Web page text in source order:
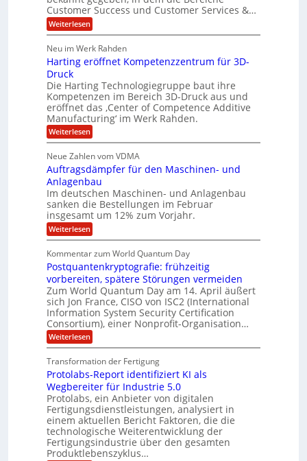
u
b
r
h
l
t
6
5
M
i
l
l
i
o
n
e
U
S
-
D
o
l
l
r
S
a
l
e
s
n
g
i
n
e
r
i
n
g
f
ü
r
E
M
E
A
u
n
d
L
a
t
e
i
n
a
m
e
e
l
l
r
i
e
r
s
i
o
n
3
.
2
G
r
o
p
ü
b
r
n
i
m
m
t
A
p
s
o
l
u
t
Customer Success und Customer Services &…
Weiterlesen:
T
o
m
S
a
u
e
r
e
s
i
w
i
r
d
C
h
i
e
f
C
u
s
t
o
m
e
r
O
ff
c
e
Neu im Werk Rahden
Harting eröffnet Kompetenzzentrum für 3D-
Druck
Die Harting Technologiegruppe baut ihre
Kompetenzen im Bereich 3D-Druck aus und
eröffnet das ‚Center of Competence Additive
Manufacturing‘ im Werk Rahden.
Weiterlesen:
H
r
t
i
n
g
e
r
ö
f
n
e
t
K
o
m
p
e
t
e
n
z
e
n
t
r
u
m
f
ü
r
Neue Zahlen vom VDMA
Auftragsdämpfer für den Maschinen- und
Anlagenbau
Im deutschen Maschinen- und Anlagenbau
sanken die Bestellungen im Februar
insgesamt um 12% zum Vorjahr.
Weiterlesen:
A
f
t
r
a
g
s
d
ä
m
p
e
f
ü
r
d
e
n
M
a
s
Kommentar zum World Quantum Day
Postquantenkryptografie: frühzeitig
vorbereiten, spätere Störungen vermeiden
Zum World Quantum Day am 14. April äußert
sich Jon France, CISO von ISC2 (International
Information System Security Certification
Consortium), einer Nonprofit-Organisation…
Weiterlesen:
P
s
t
q
u
a
n
t
e
n
k
Transformation der Fertigung
Protolabs-Report identifiziert KI als
Wegbereiter für Industrie 5.0
Protolabs, ein Anbieter von digitalen
Fertigungsdienstleistungen, analysiert in
einem aktuellen Bericht Faktoren, die die
technologische Weiterentwicklung der
Fertigungsindustrie über den gesamten
Produktlebenszyklus…